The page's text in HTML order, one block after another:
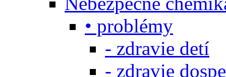
• problémy
- zdravie detí
- zdravie